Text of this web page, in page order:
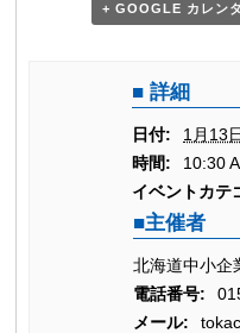
+ GOOGLE カレン
詳細
日付:
1月13
時間:
10:30
イベントカテ
主催者
北海道中小企
電話番号:
メール: